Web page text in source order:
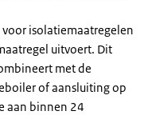
isolatiemaatregelen
uitvoert. Dit
met de
of aansluiting op
aan binnen 24